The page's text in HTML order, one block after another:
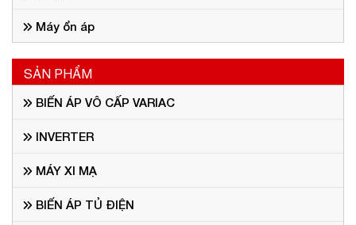
Máy ổn áp
SẢN PHẨM
BIẾN ÁP VÔ CẤP VARIAC
INVERTER
MÁY XI MẠ
BIẾN ÁP TỦ ĐIỆN